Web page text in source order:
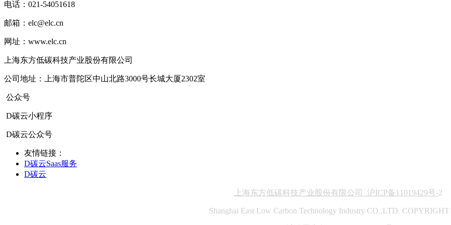
电话：021-54051618
邮箱：elc@elc.cn
网址：www.elc.cn
上海东方低碳科技产业股份有限公司
公司地址：上海市普陀区中山北路3000号长城大厦2302室
公众号
D碳云小程序
D碳云公众号
友情链接：
D碳云Saas服务
D碳云
上海东方低碳科技产业股份有限公司 沪ICP备11019429号-2
Shanghai East Low Carbon Technology Industry CO.,LTD. COPYRIGHT